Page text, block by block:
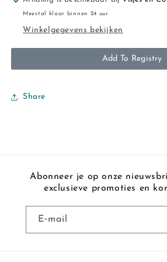
Meestal klaar binnen 24 uur
Winkelgegevens bekijken
Add To Registry
Share
Abonneer je op onze
exclusieve promoties en
E‑mail